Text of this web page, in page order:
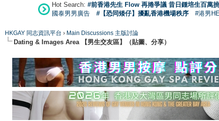
Hot Search: #前香港先生 Flow 再捲爭議 昔日鍾培生百萬
國泰男男廣告
#【恐同矮仔】擾亂香港機場秩序 #港男
HKGAY 同志資訊平台 › Main Discussions 主版討論
Dating & Images Area 【男生交友區】（貼圖、分享）